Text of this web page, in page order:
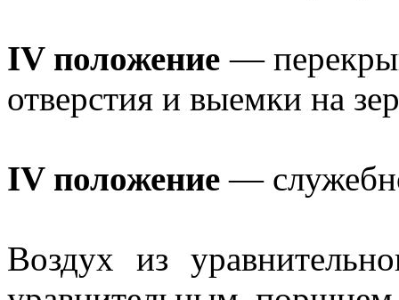
IV положение—
отверстия и выемки на
IV положение —
Воздух из